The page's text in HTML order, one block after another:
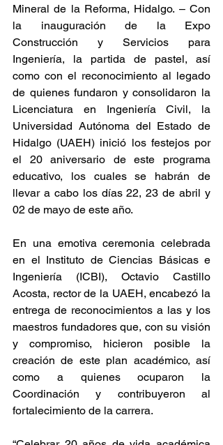
Mineral de la Reforma, Hidalgo. – Con
la inauguración de la Expo
Construcción y Servicios para
Ingeniería, la partida de pastel, así
como con el reconocimiento al legado
de quienes fundaron y consolidaron la
Licenciatura en Ingeniería Civil, la
Universidad Autónoma del Estado de
Hidalgo (UAEH) inició los festejos por
el 20 aniversario de este programa
educativo, los cuales se habrán de
llevar a cabo los días 22, 23 de abril y
02 de mayo de este año.
En una emotiva ceremonia celebrada
en el Instituto de Ciencias Básicas e
Ingeniería (ICBI), Octavio Castillo
Acosta, rector de la UAEH, encabezó la
entrega de reconocimientos a las y los
maestros fundadores que, con su visión
y compromiso, hicieron posible la
creación de este plan académico, así
como a quienes ocuparon la
Coordinación y contribuyeron al
fortalecimiento de la carrera.